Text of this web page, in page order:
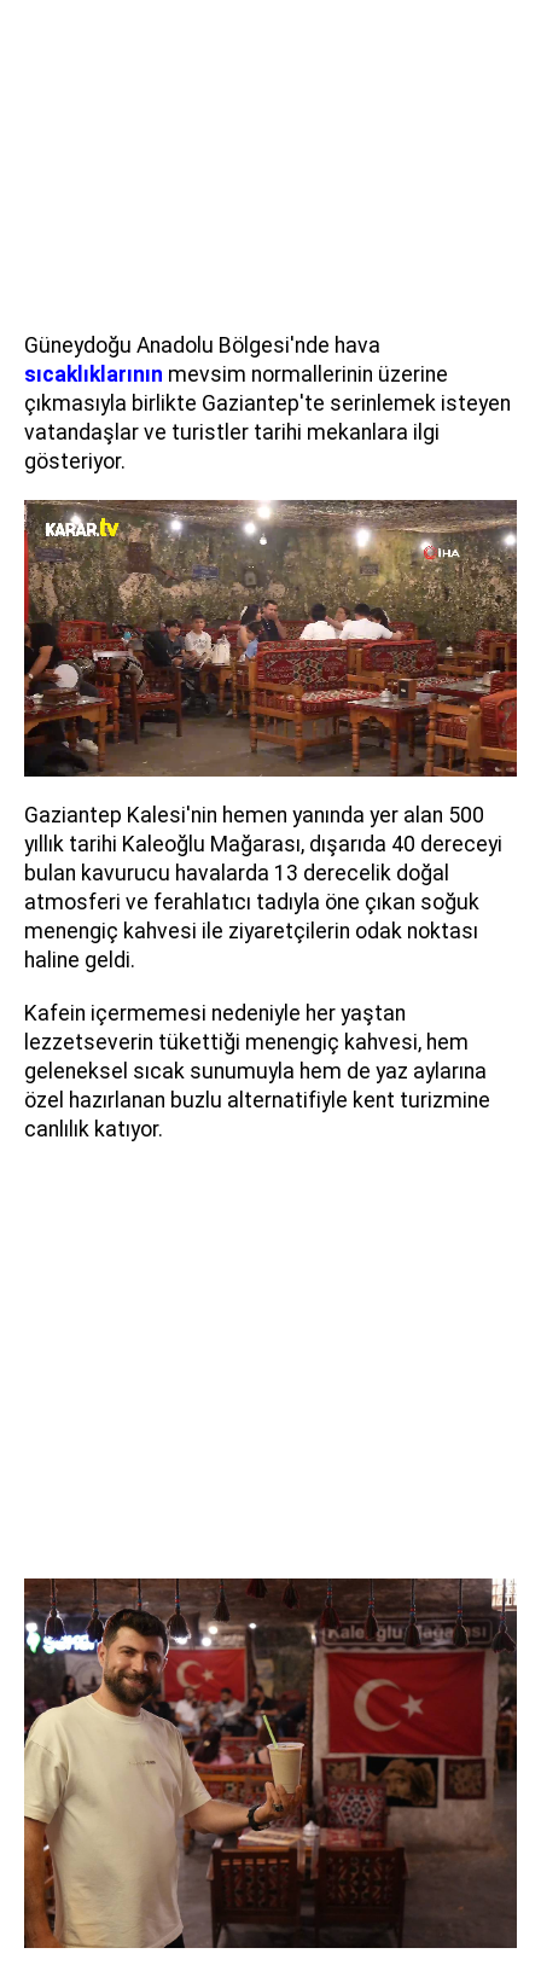
Güneydoğu Anadolu Bölgesi'nde hava
sıcaklıklarının mevsim normallerinin üzerine
çıkmasıyla birlikte Gaziantep'te serinlemek isteyen
vatandaşlar ve turistler tarihi mekanlara ilgi
gösteriyor.
Gaziantep Kalesi'nin hemen yanında yer alan 500
yıllık tarihi Kaleoğlu Mağarası, dışarıda 40 dereceyi
bulan kavurucu havalarda 13 derecelik doğal
atmosferi ve ferahlatıcı tadıyla öne çıkan soğuk
menengiç kahvesi ile ziyaretçilerin odak noktası
haline geldi.
Kafein içermemesi nedeniyle her yaştan
lezzetseverin tükettiği menengiç kahvesi, hem
geleneksel sıcak sunumuyla hem de yaz aylarına
özel hazırlanan buzlu alternatifiyle kent turizmine
canlılık katıyor.